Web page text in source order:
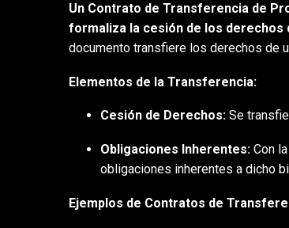
Un Contrato de Transferencia de
formaliza la cesión de los derechos
documento transfiere los derechos de
Elementos de la Transferencia:
Cesión de Derechos: Se
Obligaciones Inherentes: Con
obligaciones inherentes a dicho
Ejemplos de Contratos de